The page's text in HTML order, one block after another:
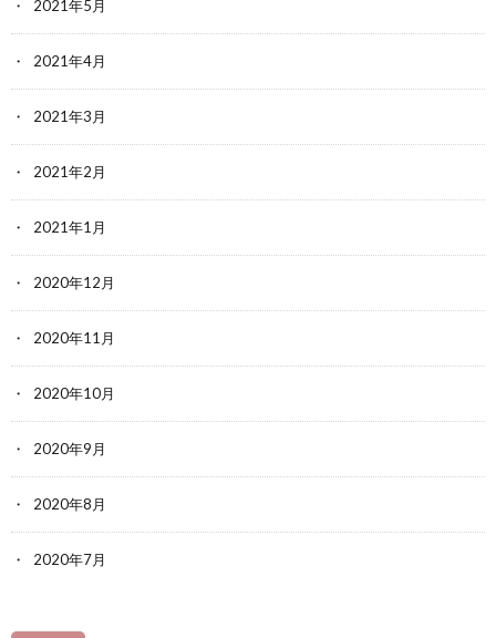
2021年5月
2021年4月
2021年3月
2021年2月
2021年1月
2020年12月
2020年11月
2020年10月
2020年9月
2020年8月
2020年7月